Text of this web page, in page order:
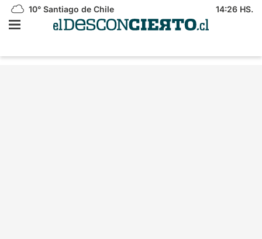
10° Santiago de Chile 14:26 HS.